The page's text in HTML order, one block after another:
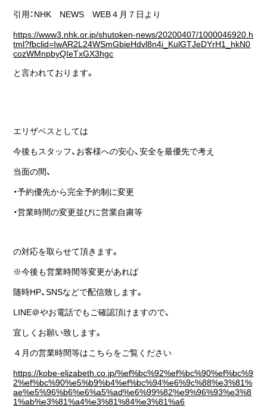
引用：NHK NEWS WEB４月７日より
https://www3.nhk.or.jp/shutoken-news/20200407/1000046920.h
tml?fbclid=IwAR2L24WSmGbieHdvl8n4i_KulGTJeDYrH1_hkN0
cozWMnpbyQIeTxGX3hgc
と言われております。
エリザベスとしては
今後もスタッフ、お客様への安心、安全を最優先で考え
当面の間、
・予約優先から完全予約制に変更
・営業時間の変更並びに営業自粛等
の対応を取らせて頂きます。
※今後も営業時間等変更があれば
随時HP、SNSなどで配信致します。
LINE＠やお電話でもご確認頂けますので、
宜しくお願い致します。
４月の営業時間等はこちらをご覧ください
https://kobe-elizabeth.co.jp/%ef%bc%92%ef%bc%90%ef%bc%9
2%ef%bc%90%e5%b9%b4%ef%bc%94%e6%9c%88%e3%81%
ae%e5%96%b6%e6%a5%ad%e6%99%82%e9%96%93%e3%8
1%ab%e3%81%a4%e3%81%84%e3%81%a6